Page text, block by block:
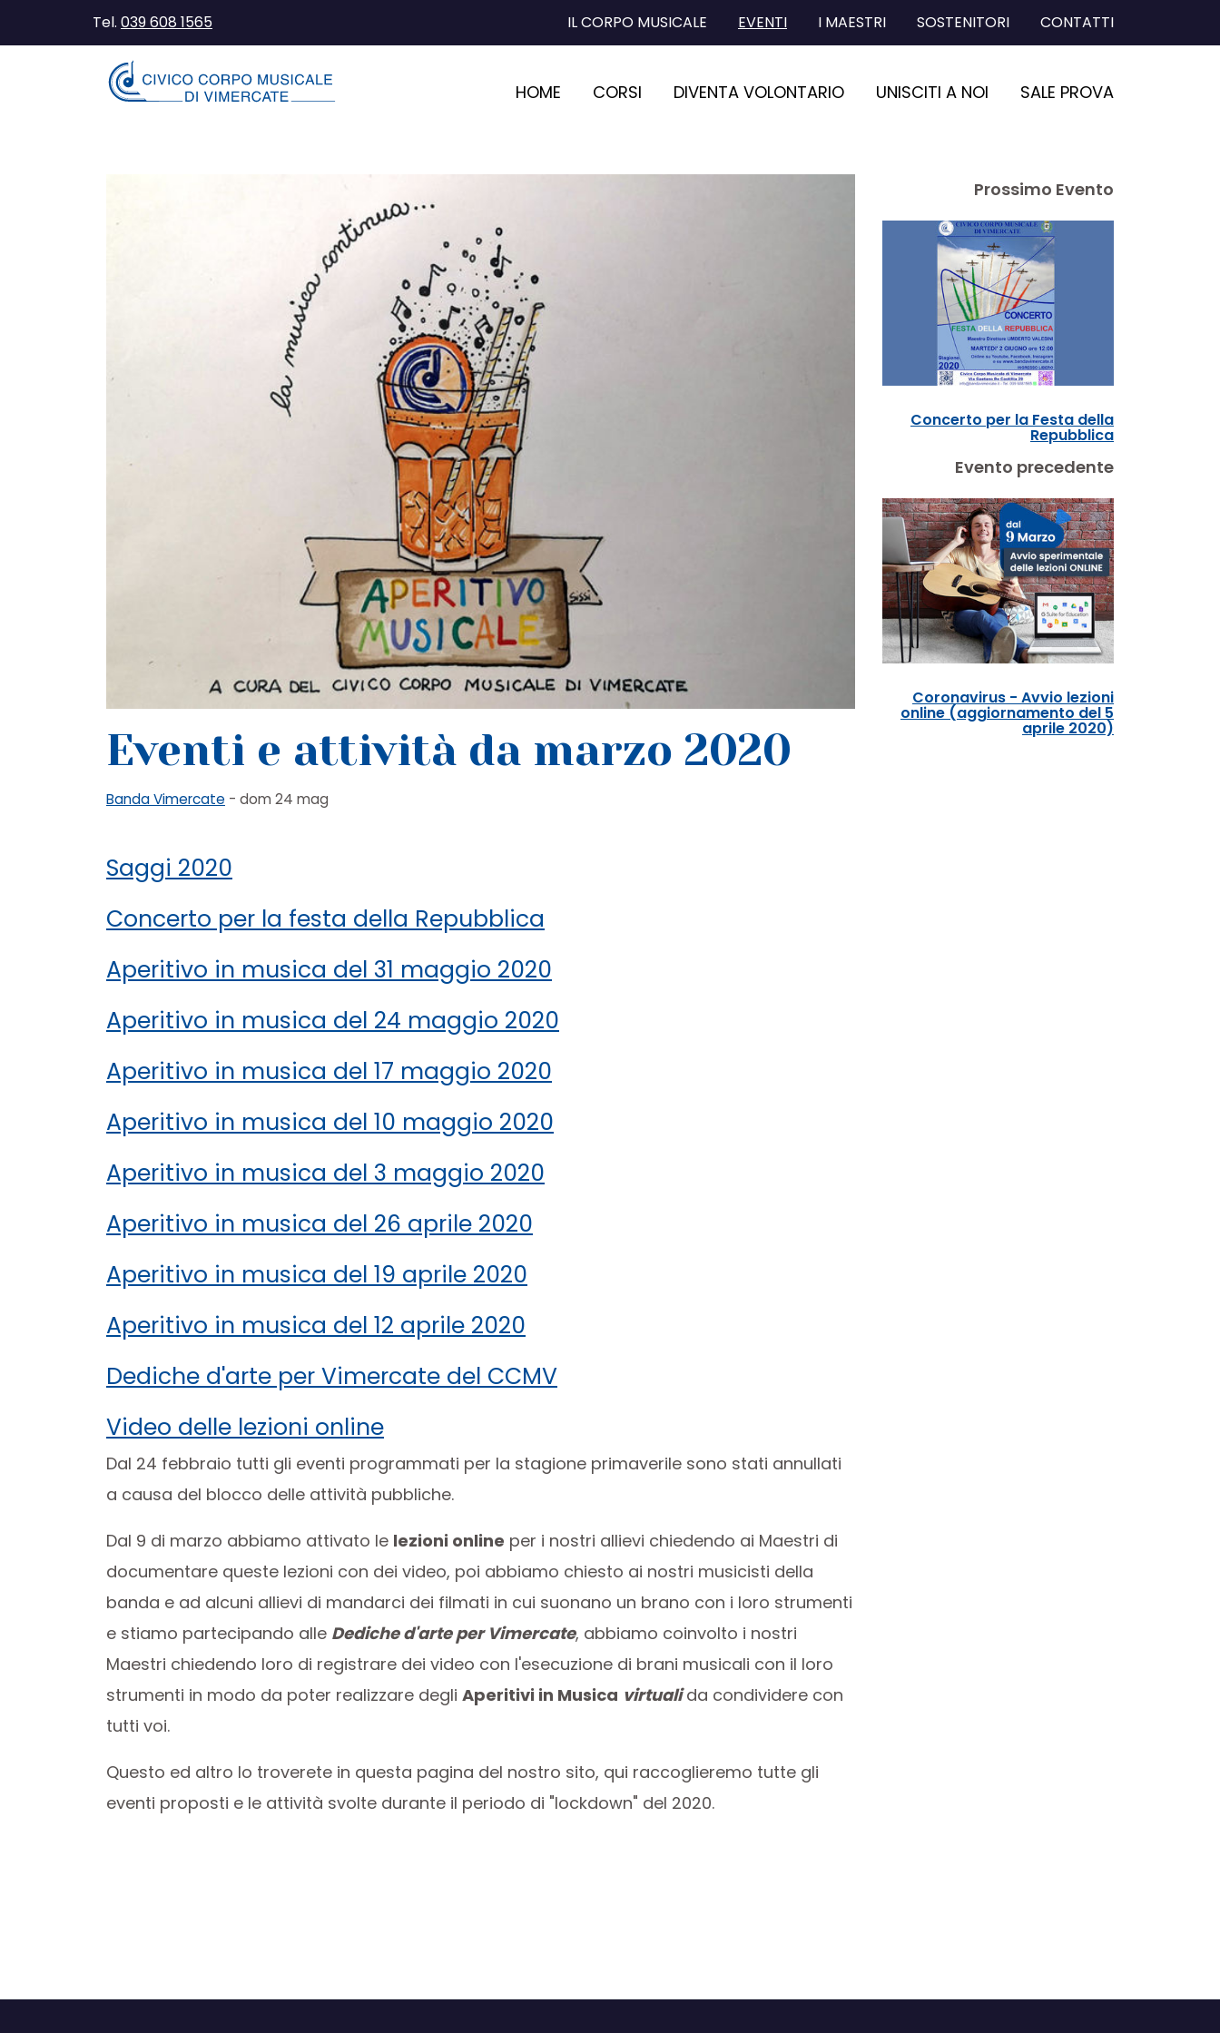
Tel. 039 608 1565 IL CORPO MUSICALE EVENTI I MAESTRI SOSTENITORI CONTATTI
HOME CORSI DIVENTA VOLONTARIO UNISCITI A NOI SALE PROVA
Eventi e attività da marzo 2020
Banda Vimercate - dom 24 mag
Saggi 2020
Concerto per la festa della Repubblica
Aperitivo in musica del 31 maggio 2020
Aperitivo in musica del 24 maggio 2020
Aperitivo in musica del 17 maggio 2020
Aperitivo in musica del 10 maggio 2020
Aperitivo in musica del 3 maggio 2020
Aperitivo in musica del 26 aprile 2020
Aperitivo in musica del 19 aprile 2020
Aperitivo in musica del 12 aprile 2020
Dediche d'arte per Vimercate del CCMV
Video delle lezioni online
Dal 24 febbraio tutti gli eventi programmati per la stagione primaverile sono stati annullati
a causa del blocco delle attività pubbliche.
Dal 9 di marzo abbiamo attivato le lezioni online per i nostri allievi chiedendo ai Maestri di
documentare queste lezioni con dei video, poi abbiamo chiesto ai nostri musicisti della
banda e ad alcuni allievi di mandarci dei filmati in cui suonano un brano con i loro strumenti
e stiamo partecipando alle Dediche d'arte per Vimercate, abbiamo coinvolto i nostri
Maestri chiedendo loro di registrare dei video con l'esecuzione di brani musicali con il loro
strumenti in modo da poter realizzare degli Aperitivi in Musica virtualida condividere con
tutti voi.
Questo ed altro lo troverete in questa pagina del nostro sito, qui raccoglieremo tutte gli
eventi proposti e le attività svolte durante il periodo di "lockdown" del 2020.
Prossimo Evento
Concerto per la Festa della
Repubblica
Evento precedente
Coronavirus - Avvio lezioni
online (aggiornamento del 5
aprile 2020)